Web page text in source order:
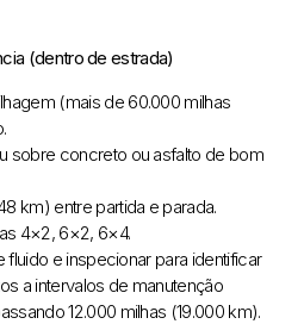
(dentro de estrada)
(mais de 60.000 milhas
sobre concreto ou asfalto de bom
km) entre partida e parada.
4×2, 6×2, 6×4.
fluido e inspecionar para identificar
a intervalos de manutenção
12.000 milhas (19.000 km).